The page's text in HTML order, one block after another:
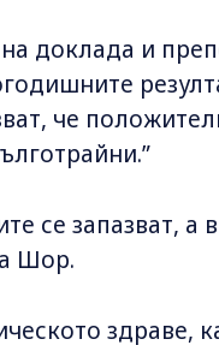
доклада и
че
се запазват,
Шор.
здраве,